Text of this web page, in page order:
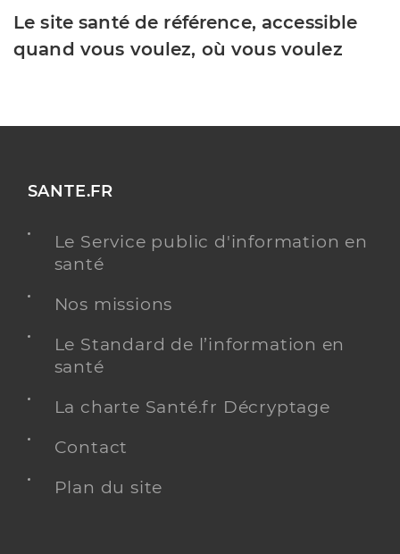
Le site santé de référence, accessible
quand vous voulez, où vous voulez
SANTE.FR
Le Service public d'information en
santé
Nos missions
Le Standard de l’information en
santé
La charte Santé.fr Décryptage
Contact
Plan du site